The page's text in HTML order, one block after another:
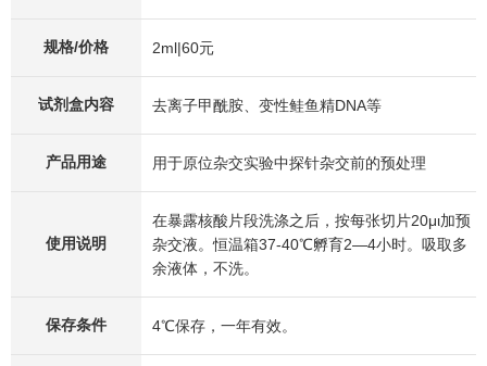
规格/价格 2ml|60元
试剂盒内容 去离子甲酰胺、变性鲑鱼精DNA等
产品用途 用于原位杂交实验中探针杂交前的预处理
使用说明
在暴露核酸片段洗涤之后，按每张切片20μι加预
杂交液。恒温箱37-40℃孵育2—4小时。吸取多
余液体，不洗。
保存条件 4℃保存，一年有效。